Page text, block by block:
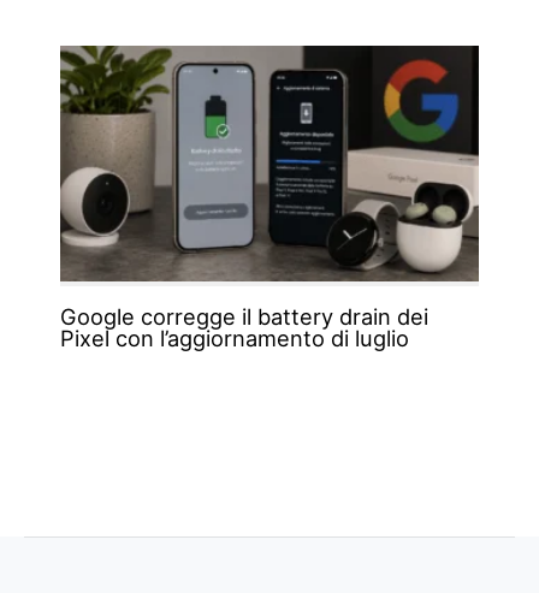
Google corregge il battery drain dei
Pixel con l’aggiornamento di luglio